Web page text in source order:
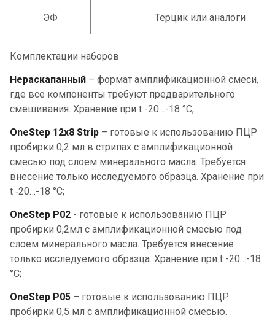
ЭФ Терцик или аналоги
Комплектации наборов
Нераскапанный – формат амплификационной смеси,
где все компоненты требуют предварительного
смешивания. Хранение при t -20…-18 °С;
OneStep 12х8 Strip – готовые к использованию ПЦР
пробирки 0,2 мл в стрипах с амплификационной
смесью под слоем минерального масла. Требуется
внесение только исследуемого образца. Хранение при
t ‑20…-18 °С;
OneStep Р02 - готовые к использованию ПЦР
пробирки 0,2мл с амплификационной смесью под
слоем минерального масла. Требуется внесение
только исследуемого образца. Хранение при t -20…-18
°С;
OneStep P05 – готовые к использованию ПЦР
пробирки 0,5 мл с амплификационной смесью.